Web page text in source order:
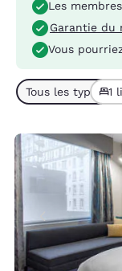
Les
Garantie du
Vous
Tous les types 1